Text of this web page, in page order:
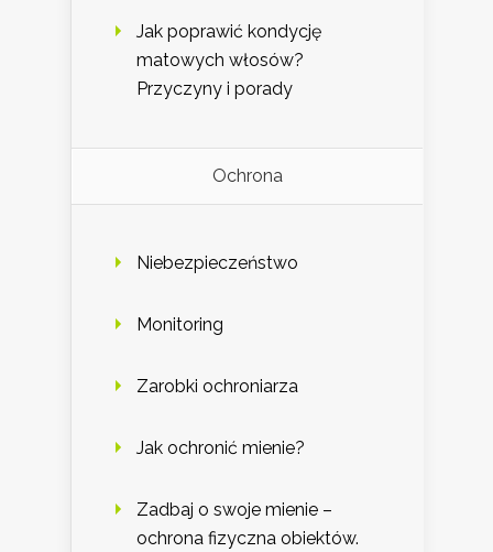
Jak poprawić kondycję
matowych włosów?
Przyczyny i porady
Ochrona
Niebezpieczeństwo
Monitoring
Zarobki ochroniarza
Jak ochronić mienie?
Zadbaj o swoje mienie –
ochrona fizyczna obiektów.